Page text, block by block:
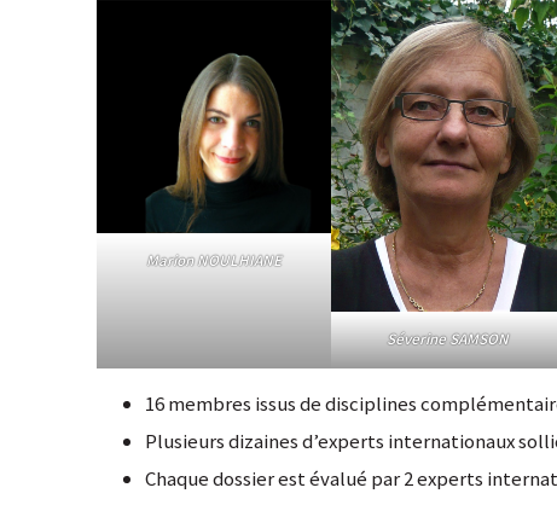
Marion NOULHIANE
Séverine SAMSON
16 membres issus de disciplines
Plusieurs dizaines d’experts internationaux
Chaque dossier est évalué par 2 experts